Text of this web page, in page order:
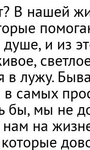
В нашей
и из
лужу.
самых
бы, мы не
нам на